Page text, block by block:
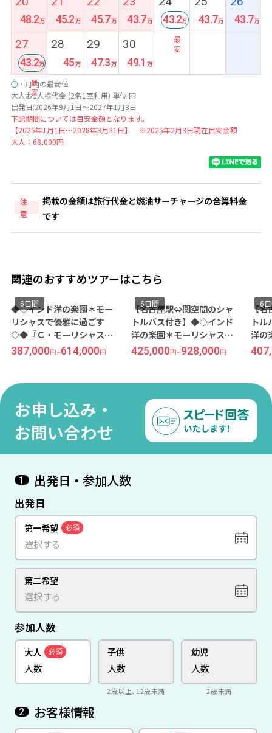
48.2 45.2 45.7 43.7
最
安
43.2 43.7 43.7
27
最
安
43.2
28
45
29
47.3
30
49.1
○…月内の最安値
大人お1人様代金 (2名1室利用) 単位:円
出発日:2026年9月1日～2027年1月3日
下記期間については目安金額となります。
【2025年1月1日～2028年3月31日】 ※2025年2月3日現在目安金額
大人：68,000円
注
意
掲載の金額は旅行代金と燃油サーチャージの合算料金
です
関連のおすすめツアーはこちら
◆◇インド洋の楽園＊モー
リシャスで優雅に過ごす
◇◆『Ｃ・モーリシャス
（プレステージ／オールイ
ンクルーシブ）』に滞在 成
モーリシャス6日間
6日間
387,000 円~614,000 円
【名古屋駅⇔関空間のシャ
トルバス付き】◆◇インド
洋の楽園＊モーリシャスで
優雅に過ごす◇◆『コンス
タンス・プリンス モーリス
付き）』に滞在 名古屋発着
エミレーツ航空利用 モーリ
シャス6日間
6日間
425,000 円~928,000 円
【
ト
洋の
優
タ
き）
ミレ
ャ
6
お申し込み・
お問い合わせ
1 出発日・参加人数
出発日
第一希望 必須
第二希望
参加人数
大人 必須 子供
2歳以上、12歳未満
幼児
2歳未満
2 お客様情報